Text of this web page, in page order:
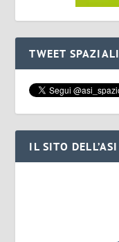
TWEET SPAZIALI
IL SITO DELL’ASI